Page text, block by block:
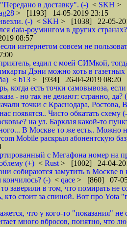
в доставку". (-) < SKH >
> [1193] 14-05-2019 23:15
(-) < SKH > [1038] 22-05-
data-роумингом в других
08:57
интернетом совсем не
ездил с моей СИМкой,
Дэни можно хоть в газетных
< b13 > [934] 26-04-2019 08:20
когда есть точки самовывоза,
- но так не делают: странно, да?
точки с Краснодара,
появятся.. Чисто обкатать схему
на ул. Барклая какой-то
В Москве то же есть.. Можно
Mobile раскрыл абонентскую
с Мегафона номер на
(+) < Rust > [1002] 24-04-
собираются замутить в Москве в
(-) < qace > [860] 07-
заверили в том, что помирать не
кто стоит за спиной. Вот про Yota
что у кого-то "показания" не
много вбросов, понятно, что